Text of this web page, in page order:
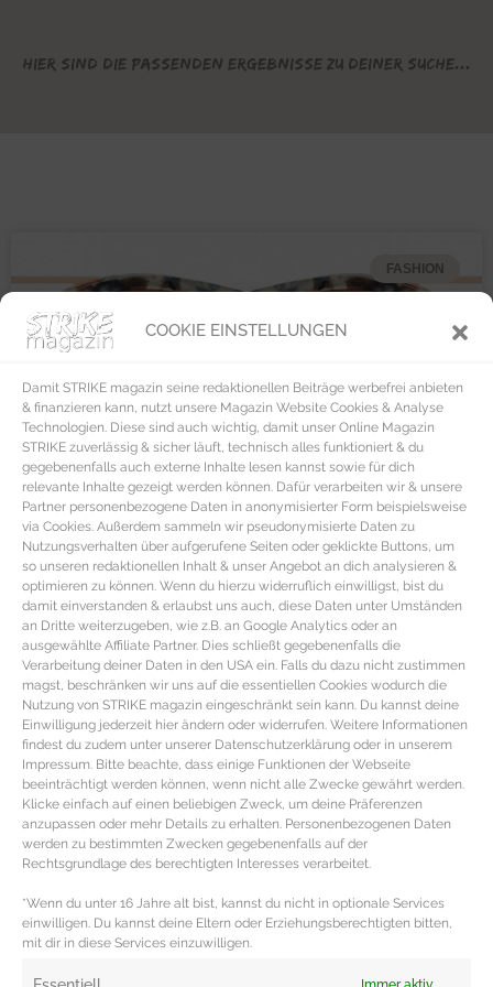
COOKIE EINSTELLUNGEN
Damit STRIKE magazin seine redaktionellen Beiträge werbefrei anbieten
& finanzieren kann, nutzt unsere Magazin Website Cookies & Analyse
Technologien. Diese sind auch wichtig, damit unser Online Magazin
STRIKE zuverlässig & sicher läuft, technisch alles funktioniert & du
gegebenenfalls auch externe Inhalte lesen kannst sowie für dich
relevante Inhalte gezeigt werden können. Dafür verarbeiten wir & unsere
Partner personenbezogene Daten in anonymisierter Form beispielsweise
via Cookies. Außerdem sammeln wir pseudonymisierte Daten zu
Nutzungsverhalten über aufgerufene Seiten oder geklickte Buttons, um
so unseren redaktionellen Inhalt & unser Angebot an dich analysieren &
optimieren zu können. Wenn du hierzu widerruflich einwilligst, bist du
damit einverstanden & erlaubst uns auch, diese Daten unter Umständen
an Dritte weiterzugeben, wie z.B. an Google Analytics oder an
ausgewählte Affiliate Partner. Dies schließt gegebenenfalls die
Verarbeitung deiner Daten in den USA ein. Falls du dazu nicht zustimmen
magst, beschränken wir uns auf die essentiellen Cookies wodurch die
Nutzung von STRIKE magazin eingeschränkt sein kann. Du kannst deine
Einwilligung jederzeit hier ändern oder widerrufen. Weitere Informationen
findest du zudem unter unserer Datenschutzerklärung oder in unserem
Impressum. Bitte beachte, dass einige Funktionen der Webseite
beeinträchtigt werden können, wenn nicht alle Zwecke gewährt werden.
Klicke einfach auf einen beliebigen Zweck, um deine Präferenzen
anzupassen oder mehr Details zu erhalten. Personenbezogenen Daten
werden zu bestimmten Zwecken gegebenenfalls auf der
Rechtsgrundlage des berechtigten Interesses verarbeitet.
*Wenn du unter 16 Jahre alt bist, kannst du nicht in optionale Services
einwilligen. Du kannst deine Eltern oder Erziehungsberechtigten bitten,
mit dir in diese Services einzuwilligen.
Hier sind die passenden Ergebnisse zu deiner Suche...
FASHION
Sonnenbrillen im Retro Look zum
verlieben
Hepburn mit ihren XXL Shades in dem Film „Frühstück
bei Tiffany’s“